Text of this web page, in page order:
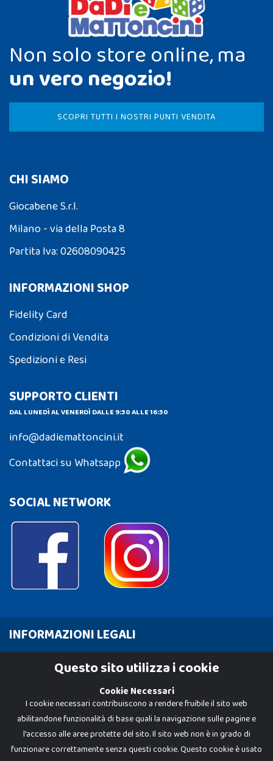
Non solo store online, ma
un vero negozio!
SCOPRI TUTTI I NOSTRI PUNTI VENDITA
CHI SIAMO
Giocabene S.r.l.
Milano - via della Posta 8
Partita Iva: 02608090425
INFORMAZIONI SHOP
Fidelity Card
Condizioni di Vendita
Spedizioni e Resi
SUPPORTO CLIENTI
DAL LUNEDÌ AL VENERDÌ DALLE 9:30 ALLE 16:30
info@dadiemattoncini.it
Contattaci su Whatsapp
SOCIAL NETWORK
INFORMAZIONI LEGALI
Cookie PolicyQuesto sito utilizza i cookie
Cookie Necessari
I cookie necessari contribuiscono a rendere fruibile il sito web
abilitandone funzionalità di base quali la navigazione sulle pagine e
l'accesso alle aree protette del sito. Il sito web non è in grado di
funzionare correttamente senza questi cookie. Questo cookie è usato